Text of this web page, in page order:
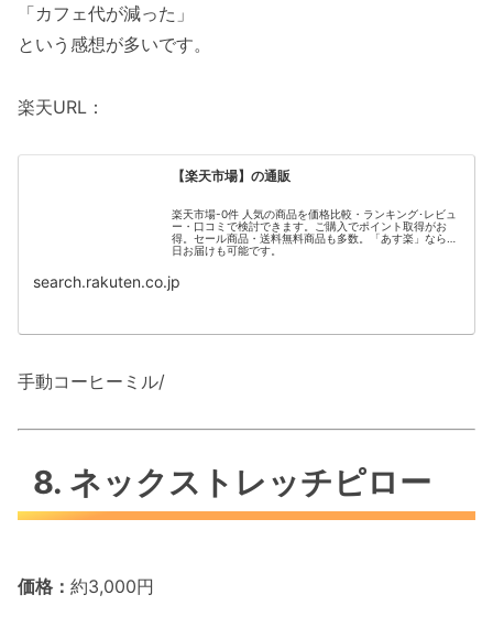
「カフェ代が減った」
という感想が多いです。
楽天URL：
【楽天市場】の通販
楽天市場-0件 人気の商品を価格比較・ランキング･レビュ
ー・口コミで検討できます。ご購入でポイント取得がお
得。セール商品・送料無料商品も多数。「あす楽」なら翌
日お届けも可能です。
search.rakuten.co.jp
手動コーヒーミル/
8. ネックストレッチピロー
価格： 約3,000円